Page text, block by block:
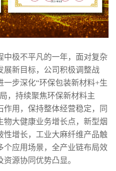
极不平凡的一年，面对复杂
展新目标，公司积极调整战
步深化“环保包装新材料+生
，持续聚焦环保新材料主
用，保持整体经营稳定，同
物大健康业务增长点，新型烟
性增长，工业大麻纤维产品触
个应用场景，全产业链布局效
源协同优势凸显。